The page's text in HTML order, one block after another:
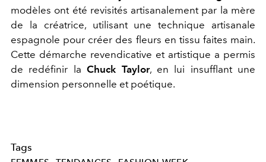
modèles ont été revisités artisanalement par la mère
de la créatrice, utilisant une technique artisanale
espagnole pour créer des fleurs en tissu faites main.
Cette démarche revendicative et artistique a permis
de redéfinir laChuck Taylor, en lui insufflant une
dimension personnelle et poétique.
Tags